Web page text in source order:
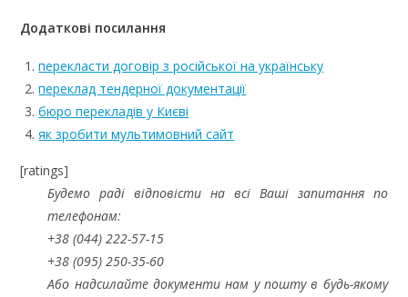
Додаткові посилання
перекласти договір з російської на українську
переклад тендерної документації
бюро перекладів у Києві
як зробити мультимовний сайт
[ratings]
Будемо раді відповісти на всі Ваші запитання по
телефонам:
+38 (044) 222-57-15
+38 (095) 250-35-60
Або надсилайте документи нам у пошту в будь-якому